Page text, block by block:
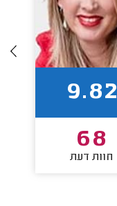
9.82
68
חוות דעת